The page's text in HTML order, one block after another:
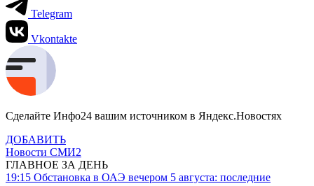
Telegram
Vkontakte
Сделайте Инфо24 вашим источником в Яндекс.Новостях
ДОБАВИТЬ
Новости СМИ2
ГЛАВНОЕ ЗА ДЕНЬ
19:15 Обстановка в ОАЭ вечером 5 августа: последние